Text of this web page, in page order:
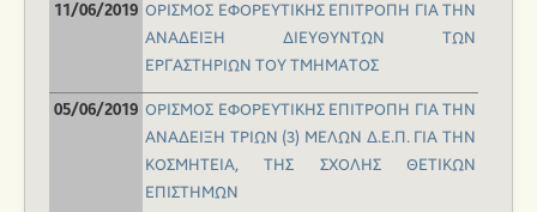
11/06/2019 ΟΡΙΣΜΟΣ ΕΦΟΡΕΥΤΙΚΗΣ ΕΠΙΤΡΟΠΗ ΓΙΑ ΤΗΝ
ΑΝΑΔΕΙΞΗ ΔΙΕΥΘΥΝΤΩΝ ΤΩΝ
ΕΡΓΑΣΤΗΡΙΩΝ ΤΟΥ ΤΜΗΜΑΤΟΣ
05/06/2019 ΟΡΙΣΜΟΣ ΕΦΟΡΕΥΤΙΚΗΣ ΕΠΙΤΡΟΠΗ ΓΙΑ ΤΗΝ
ΑΝΑΔΕΙΞΗ ΤΡΙΩΝ (3) ΜΕΛΩΝ Δ.Ε.Π. ΓΙΑ ΤΗΝ
ΚΟΣΜΗΤΕΙΑ, ΤΗΣ ΣΧΟΛΗΣ ΘΕΤΙΚΩΝ
ΕΠΙΣΤΗΜΩΝ